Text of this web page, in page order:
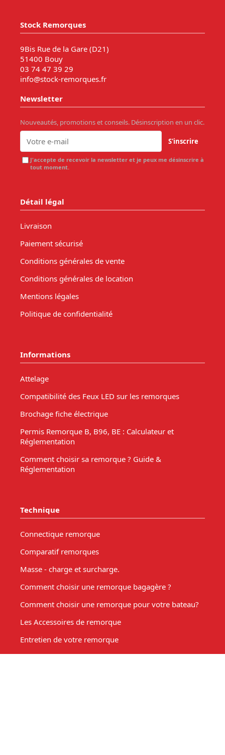
Stock Remorques
9Bis Rue de la Gare (D21)
51400 Bouy
03 74 47 39 29
info@stock-remorques.fr
Newsletter
Nouveautés, promotions et conseils. Désinscription en un clic.
S'inscrire
J'accepte de recevoir la newsletter et je peux me désinscrire à
tout moment.
Détail légal
Livraison
Paiement sécurisé
Conditions générales de vente
Conditions générales de location
Mentions légales
Politique de confidentialité
Informations
Attelage
Compatibilité des Feux LED sur les remorques
Brochage fiche électrique
Permis Remorque B, B96, BE : Calculateur et
Réglementation
Comment choisir sa remorque ? Guide &
Réglementation
Technique
Connectique remorque
Comparatif remorques
Masse - charge et surcharge.
Comment choisir une remorque bagagère ?
Comment choisir une remorque pour votre bateau?
Les Accessoires de remorque
Entretien de votre remorque
Comment choisir une remorque benne basculante ?